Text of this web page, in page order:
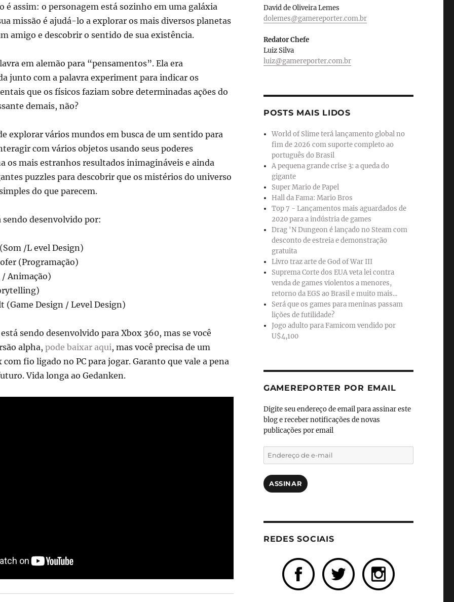
é assim: o personagem está sozinho em uma galáxia
missão é ajudá-lo a explorar os mais diversos planetas
amigo e descobrir o sentido de sua existência.
em alemão para “pensamentos”. Ela era
junto com a palavra experiment para indicar os
que os físicos faziam sobre determinadas ações do
demais, não?
explorar vários mundos em busca de um sentido para
com vários objetos usando seus poderes
os mais estranhos resultados inimagináveis e ainda
puzzles para descobrir que os mistérios do universo
do que parecem.
sendo desenvolvido por:
/L evel Design)
(Programação)
Animação)
(Game Design / Level Design)
sendo desenvolvido para Xbox 360, mas se você
alpha, pode baixar aqui, mas você precisa de um
fio ligado no PC para jogar. Garanto que vale a pena
Vida longa ao Gedanken.
David de Oliveira Lemes
dolemes@gamereporter.com.br
Redator Chefe
Luiz Silva
luiz@gamereporter.com.br
POSTS MAIS LIDOS
World of Slime terá lançamento global no
fim de 2026 com suporte completo ao
português do Brasil
A pequena grande crise 3: a queda do
gigante
Super Mario de Papel
Hall da Fama: Mario Bros
Top 7 - Lançamentos mais aguardados de
2020 para a indústria de games
Drag 'N Dungeon é lançado no Steam com
desconto de estreia e demonstração
gratuita
Livro traz arte de God of War III
Suprema Corte dos EUA veta lei contra
venda de games violentos a menores,
retorno da EGS ao Brasil e muito mais...
Será que os games para meninas passam
lições de futilidade?
Jogo adulto para Famicom vendido por
U$4,100
GAMEREPORTER POR EMAIL
Digite seu endereço de email para assinar este
blog e receber notificações de novas
publicações por email
Endereço
de
e-
mail
ASSINAR
REDES SOCIAIS